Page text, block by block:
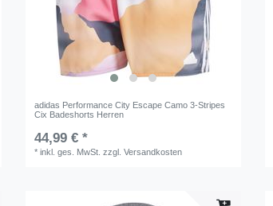
adidas Performance City Escape Camo 3-Stripes
Cix Badeshorts Herren
44,99 € *
*inkl. ges. MwSt. zzgl.Versandkosten